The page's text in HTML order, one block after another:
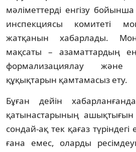
мәліметтерді енгізу
инспекциясы комитеті
жатқанын хабарлады.
мақсаты – азаматтардың
формализациялау
құқықтарын қамтамасыз ету.
Бұған дейін
қатынастарының ашықтығын
сондай-ақ тек қағаз
ғана емес, оларды